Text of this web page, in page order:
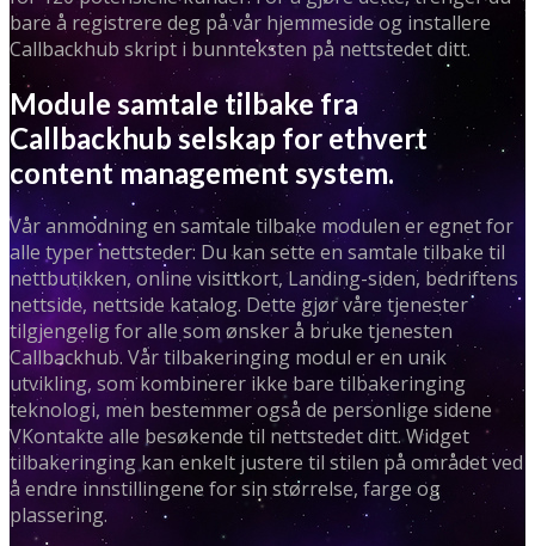
bare å registrere deg på vår hjemmeside og installere
Callbackhub skript i bunnteksten på nettstedet ditt.
Module samtale tilbake fra
Callbackhub selskap for ethvert
content management system.
Vår anmodning en samtale tilbake modulen er egnet for
alle typer nettsteder: Du kan sette en samtale tilbake til
nettbutikken, online visittkort, Landing-siden, bedriftens
nettside, nettside katalog. Dette gjør våre tjenester
tilgjengelig for alle som ønsker å bruke tjenesten
Callbackhub. Vår tilbakeringing modul er en unik
utvikling, som kombinerer ikke bare tilbakeringing
teknologi, men bestemmer også de personlige sidene
VKontakte alle besøkende til nettstedet ditt. Widget
tilbakeringing kan enkelt justere til stilen på området ved
å endre innstillingene for sin størrelse, farge og
plassering.